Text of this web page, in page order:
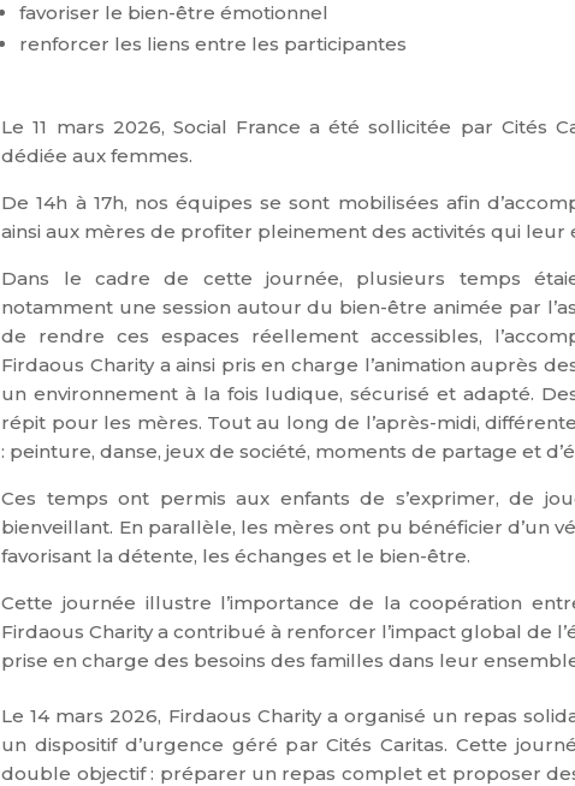
favoriser le bien-être émotionnel
renforcer les liens entre les participantes
Le 11 mars 2026, Social France a été sollicitée par Cités
dédiée aux femmes.
De 14h à 17h, nos équipes se sont mobilisées afin
ainsi aux mères de profiter pleinement des activités qui leur
Dans le cadre de cette journée, plusieurs temps
notamment une session autour du bien-être animée par
de rendre ces espaces réellement accessibles,
Firdaous Charity a ainsi pris en charge l’animation auprès
un environnement à la fois ludique, sécurisé et adapté.
répit pour les mères. Tout au long de l’après-midi,
: peinture,danse,jeux de société, moments de partage et
Ces temps ont permis aux enfants de s’exprimer, de
bienveillant. En parallèle, les mères ont pu bénéficier d’un
favorisant la détente, les échanges et le bien-être.
Cette journée illustre l’importance de la coopération
Firdaous Charity a contribué à renforcer l’impact global de
prise en charge des besoins des familles dans leur
Le 14 mars 2026, Firdaous Charity a organisé un repas soli
un dispositifd’urgence géré par Cités Caritas. Cette
double objectif : préparer un repas complet et proposer